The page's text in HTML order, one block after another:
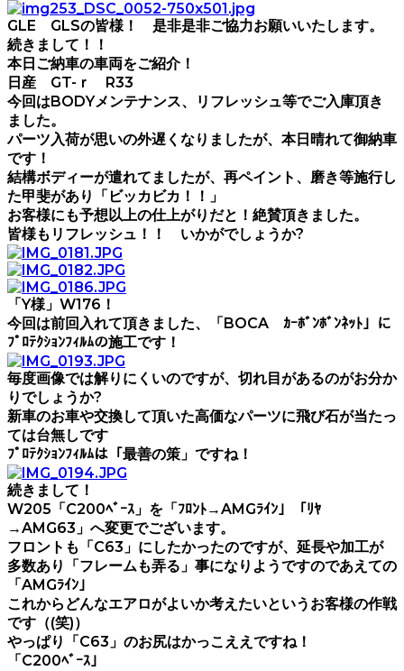
GLE GLSの皆様！ 是非是非ご協力お願いいたします。
続きまして！！
本日ご納車の車両をご紹介！
日産 GT-ｒ R33
今回はBODYメンテナンス、リフレッシュ等でご入庫頂き
ました。
パーツ入荷が思いの外遅くなりましたが、本日晴れて御納車
です！
結構ボディーが遣れてましたが、再ペイント、磨き等施行し
た甲斐があり「ビッカビカ！！」
お客様にも予想以上の仕上がりだと！絶賛頂きました。
皆様もリフレッシュ！！ いかがでしょうか?
「Y様」W176！
今回は前回入れて頂きました、「BOCA ｶｰﾎﾞﾝﾎﾞﾝﾈｯﾄ」に
ﾌﾟﾛﾃｸｼｮﾝﾌｨﾙﾑの施工です！
毎度画像では解りにくいのですが、切れ目があるのがお分か
りでしょうか?
新車のお車や交換して頂いた高価なパーツに飛び石が当たっ
ては台無しです
ﾌﾟﾛﾃｸｼｮﾝﾌｨﾙﾑは「最善の策」ですね！
続きまして！
W205「C200ﾍﾞｰｽ」を「ﾌﾛﾝﾄ→AMGﾗｲﾝ」「ﾘﾔ
→AMG63」へ変更でございます。
フロントも「C63」にしたかったのですが、延長や加工が
多数あり「フレームも弄る」事になりようですのであえての
「AMGﾗｲﾝ」
これからどんなエアロがよいか考えたいというお客様の作戦
です（(笑)）
やっぱり「C63」のお尻はかっこええですね！
「C200ﾍﾞｰｽ」